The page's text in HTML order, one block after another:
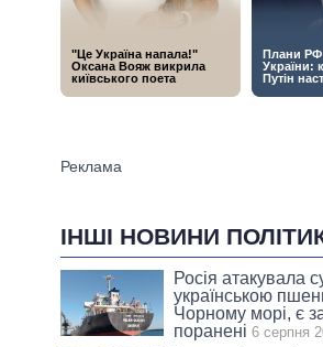
ІНШІ НОВИНИ
Росія атакувала
українською
Чорному морі, є
поранені 6 серпня